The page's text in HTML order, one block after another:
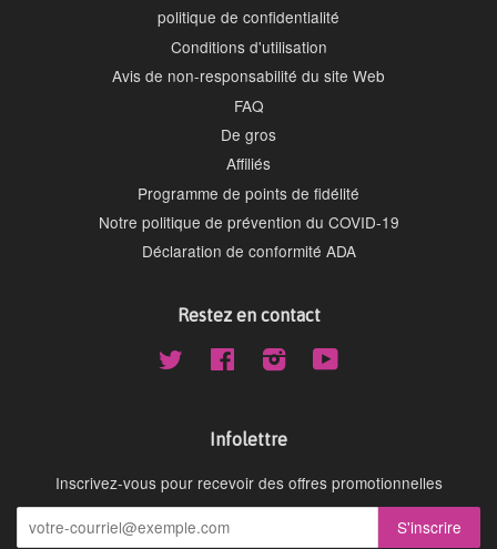
politique de confidentialité
Conditions d'utilisation
Avis de non-responsabilité du site Web
FAQ
De gros
Affiliés
Programme de points de fidélité
Notre politique de prévention du COVID-19
Déclaration de conformité ADA
Restez en contact
Twitter Facebook Instagram
Infolettre
Inscrivez-vous pour recevoir des offres promotionnelles